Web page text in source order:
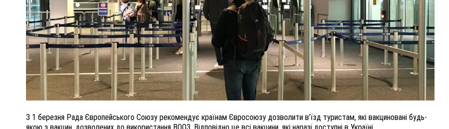
З 1 березня Рада Європейського Союзу рекомендує країнам Євросоюзу дозволити в’їзд туристам, які вакциновані будь-
ПОЛІЦІЯ ПОЛТАВЩИНИ РОЗШУКУЄ 62-РІЧНУ
ЛЮДМИЛУ ТИМЧЕНКО
26 листопада 2025 0
ВНАСЛІДОК ПОРАНЕНЬ, ОТРИМАНИХ НА ВІЙНІ,
ПОМЕР ВОЇН ЮРІЙ ВОЙТИК
25 листопада 2025